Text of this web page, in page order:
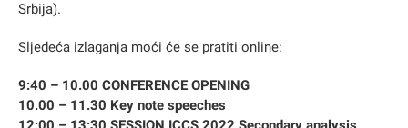
Srbija).
Sljedeća izlaganja moći će se pratiti online:
9:40 – 10.00 CONFERENCE OPENING
10.00 – 11.30 Key note speeches